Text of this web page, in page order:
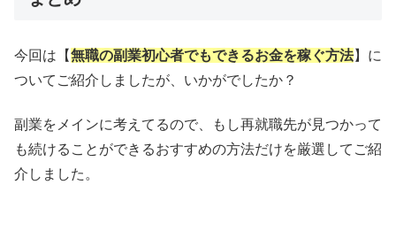
今回は【無職の副業初心者でもできるお金を稼ぐ方法】に
ついてご紹介しましたが、いかがでしたか？
副業をメインに考えてるので、もし再就職先が見つかって
も続けることができるおすすめの方法だけを厳選してご紹
介しました。